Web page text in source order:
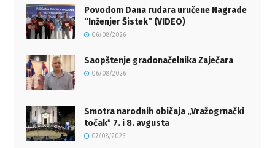
Povodom Dana rudara uručene Nagrade
“Inženjer Šistek” (VIDEO)
06/08/2026
Saopštenje gradonačelnika Zaječara
06/08/2026
Smotra narodnih običaja „Vražogrnački
točakˮ 7. i 8. avgusta
07/08/2026